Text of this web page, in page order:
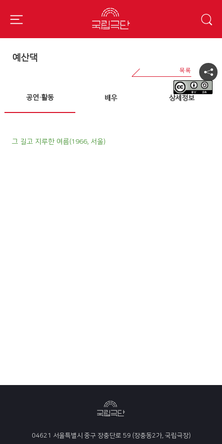
예산댁
공연·활동 배우 상세정보
그 길고 지루한 여름(1966, 서울)
04621 서울특별시 중구 장충단로 59 (장충동2가, 국립극장)